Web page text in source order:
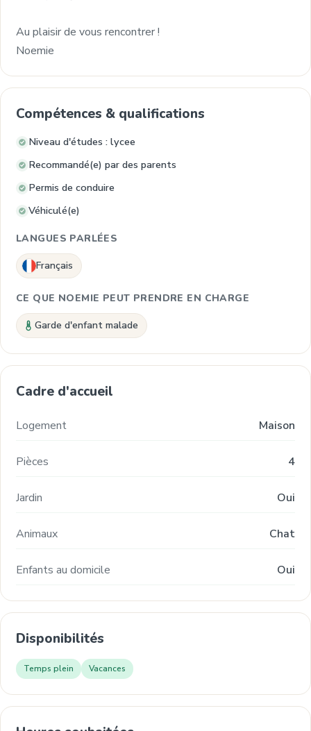
Au plaisir de vous rencontrer !
Noemie
Compétences & qualifications
Niveau d'études : lycee
Recommandé(e) par des parents
Permis de conduire
Véhiculé(e)
LANGUES PARLÉES
Français
CE QUE NOEMIE PEUT PRENDRE EN CHARGE
Garde d'enfant malade
Cadre d'accueil
Logement Maison
Pièces 4
Jardin Oui
Animaux Chat
Enfants au domicile Oui
Disponibilités
Temps plein Vacances